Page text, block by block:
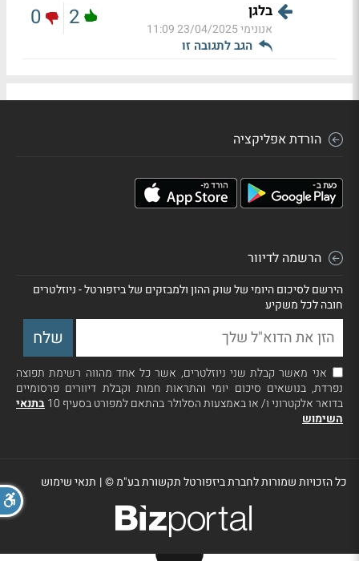
בלגן
אנונימי23/04/2025 11:09
הגב לתגובה זו
2
0
הורדת אפליקציה
הרשמה לדיוור
הירשם לסיכום היומי של שוק ההון ולמבזקים של ביזפורטל - ניוזלטרים
חובה לכל משקיע
אני מאשר קבלת שני ניוזלטרים, אשר כל אחד מהווה רשימת תפוצה
נפרדת, בנושאים סיכום יומי והתראות חמות וקבלת דיוורים פרסומיים
בדואר אלקטרוני ו/ או באמצעות הסלולר בהתאם למפורט בסעיף 10
בתנאי
השימוש
כל הזכויות שמורות לחברת ביזפורטל תקשורת בע"מ ©| תנאי שימוש